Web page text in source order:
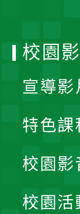
校園
宣導影
特色課
校園影
校園活